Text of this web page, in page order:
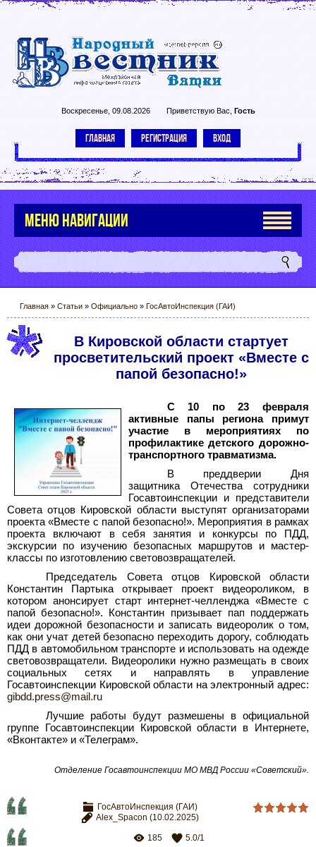
Воскресенье, 09.08.2026 Приветствую Вас Гость
ГЛАВНАЯ РЕГИСТРАЦИЯ ВХОД
МЕНЮ НАВИГАЦИИ
Главная » Статьи » Официально » ГосАвтоИнспекция (ГАИ)
В Кировской области стартует
просветительский проект «Вместе с
папой безопасно!»
С 10 по 23 февраля
активные папы региона примут
участие в мероприятиях по
профилактике детского дорожно-
транспортного травматизма.
В преддверии Дня
защитника Отечества сотрудники
Госавтоинспекции и представители
Совета отцов Кировской области выступят организаторами
проекта «Вместе с папой безопасно!». Мероприятия в рамках
проекта включают в себя занятия и конкурсы по ПДД,
экскурсии по изучению безопасных маршрутов и мастер-
классы по изготовлению световозвращателей.
Председатель Совета отцов Кировской области
Константин Партыка открывает проект видеороликом, в
котором анонсирует старт интернет-челленджа «Вместе с
папой безопасно!». Константин призывает пап поддержать
идеи дорожной безопасности и записать видеоролик о том,
как они учат детей безопасно переходить дорогу, соблюдать
ПДД в автомобильном транспорте и использовать на одежде
световозвращатели. Видеоролики нужно размещать в своих
социальных сетях и направлять в управление
Госавтоинспекции Кировской области на электронный адрес:
gibdd.press@mail.ru
Лучшие работы будут размешены в официальной
группе Госавтоинспекции Кировской области в Интернете,
«Вконтакте» и «Телеграм».
Отделение Госавтоинспекции МО МВД России «Советский».
ГосАвтоИнспекция (ГАИ)
Alex_Spacon (10.02.2025)
185 5.0/1